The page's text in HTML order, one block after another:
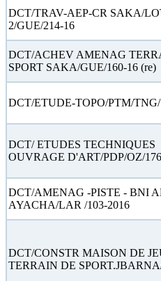
DCT/TRAV-AEP-CR SAKA/
2/GUE/214-16
DCT/ACHEV AMENAG
SPORT SAKA/GUE/160-16 (re)
DCT/ETUDE-TOPO/PTM/TNG/
DCT/ ETUDES TECHNIQUES
OUVRAGE D'ART/PDP/OZ/
DCT/AMENAG -PISTE - BNI
AYACHA/LAR /103-2016
DCT/CONSTR MAISON DE
TERRAIN DE